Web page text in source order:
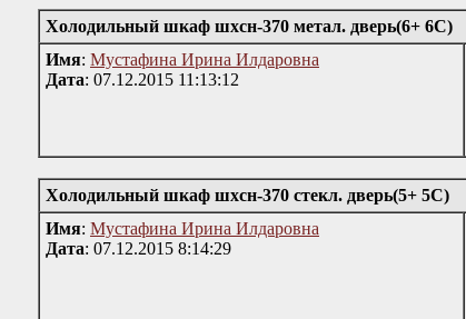
Холодильный шкаф шхсн-370 метал. дверь(6+ 6С)
Имя: Мустафина Ирина Илдаровна
Дата: 07.12.2015 11:13:12
Холодильный шкаф шхсн-370 стекл. дверь(5+ 5С)
Имя: Мустафина Ирина Илдаровна
Дата: 07.12.2015 8:14:29